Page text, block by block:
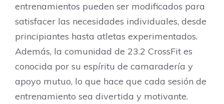
entrenamientos pueden ser modificados para
satisfacer las necesidades individuales, desde
principiantes hasta atletas experimentados.
Además, la comunidad de 23.2 CrossFit es
conocida por su espíritu de camaradería y
apoyo mutuo, lo que hace que cada sesión de
entrenamiento sea divertida y motivante.